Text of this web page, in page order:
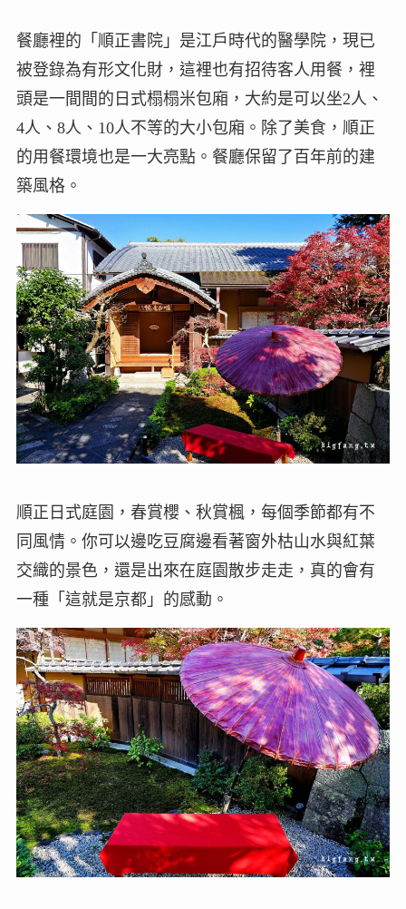
餐廳裡的「順正書院」是江戶時代的醫學院，現已
被登錄為有形文化財，這裡也有招待客人用餐，裡
頭是一間間的日式榻榻米包廂，大約是可以坐2人、
4人、8人、10人不等的大小包廂。除了美食，順正
的用餐環境也是一大亮點。餐廳保留了百年前的建
築風格。
順正日式庭園，春賞櫻、秋賞楓，每個季節都有不
同風情。你可以邊吃豆腐邊看著窗外枯山水與紅葉
交織的景色，還是出來在庭園散步走走，真的會有
一種「這就是京都」的感動。